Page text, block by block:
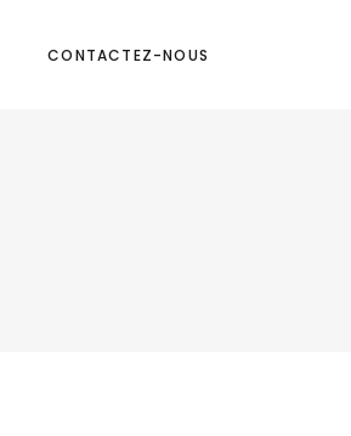
CONTACTEZ-NOUS